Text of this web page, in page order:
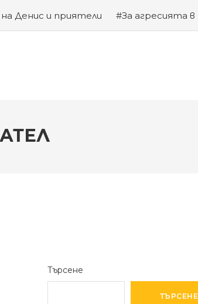
Денис и приятели
#За агресията в
на Змията
Търсене
ТЪРСЕНЕ